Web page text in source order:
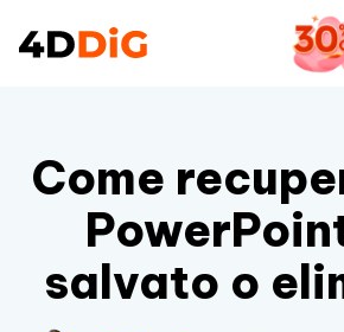
Come
salvato o